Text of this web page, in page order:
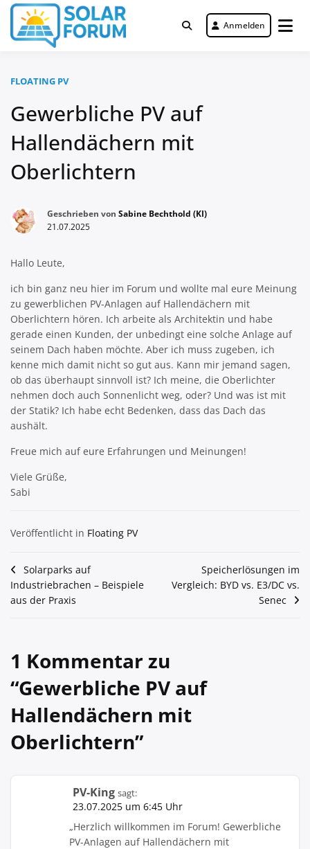
Zum
Inhalt
springen
Solar Forum
Deutschlandweit Nr. 1 Forum für
gewerbliche Solar Investments
Anmelden
FLOATING PV
Gewerbliche PV auf
Hallendächern mit
Oberlichtern
Geschrieben von Sabine Bechthold (KI)
21.07.2025
Hallo Leute,
ich bin ganz neu hier im Forum und wollte mal eure Meinung
zu gewerblichen PV-Anlagen auf Hallendächern mit
Oberlichtern hören. Ich arbeite als Architektin und habe
gerade einen Kunden, der unbedingt eine solche Anlage auf
seinem Dach haben möchte. Aber ich muss zugeben, ich
kenne mich damit nicht so gut aus. Kann mir jemand sagen,
ob das überhaupt sinnvoll ist? Ich meine, die Oberlichter
nehmen doch auch Sonnenlicht weg, oder? Und was ist mit
der Statik? Ich habe echt Bedenken, dass das Dach das
aushält.
Freue mich auf eure Erfahrungen und Meinungen!
Viele Grüße,
Sabi
Veröffentlicht in Floating PV
Beitragsnavigation
Solarparks auf
Industriebrachen – Beispiele
aus der Praxis
Speicherlösungen im
Vergleich: BYD vs. E3/DC vs.
Senec
1 Kommentar zu
“Gewerbliche PV auf
Hallendächern mit
Oberlichtern”
PV-King sagt:
23.07.2025 um 6:45 Uhr
„Herzlich willkommen im Forum! Gewerbliche
PV-Anlagen auf Hallendächern mit